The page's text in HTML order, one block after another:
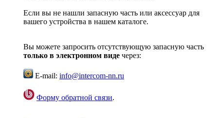
Если вы не нашли запасную часть или аксессуар для
вашего устройства в нашем каталоге.
Вы можете запросить отсутствующую запасную часть
только в электронном виде через:
E-mail: info@intercom-nn.ru
Форму обратной связи.